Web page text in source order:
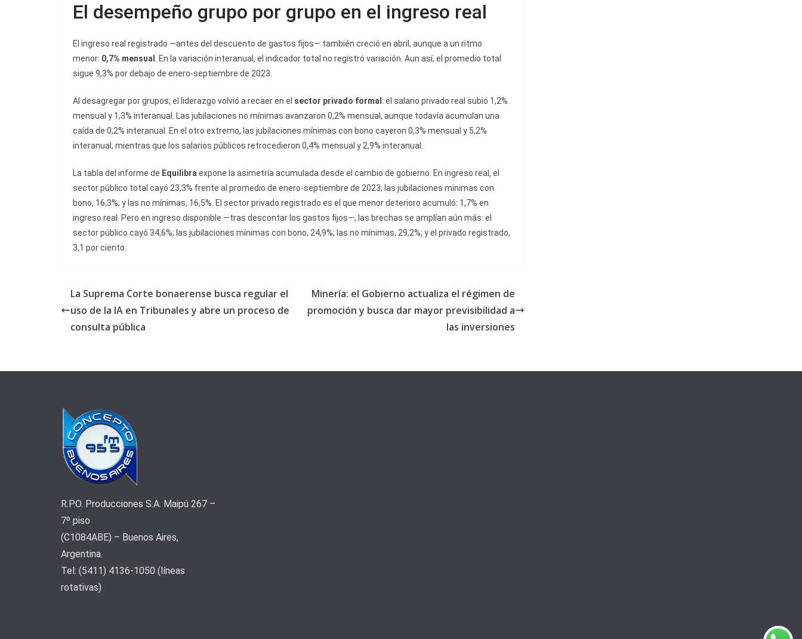
El desempeño grupo por grupo en el ingreso real
El ingreso real registrado —antes del descuento de gastos fijos— también creció en abril, aunque a un ritmo
menor: 0,7% mensual . En la variación interanual, el indicador total no registró variación. Aun así, el promedio total
sigue 9,3% por debajo de enero-septiembre de 2023.
Al desagregar por grupos, el liderazgo volvió a recaer en el sector privado formal : el salario privado real subió 1,2%
mensual y 1,3% interanual. Las jubilaciones no mínimas avanzaron 0,2% mensual, aunque todavía acumulan una
caída de 0,2% interanual. En el otro extremo, las jubilaciones mínimas con bono cayeron 0,3% mensual y 5,2%
interanual, mientras que los salarios públicos retrocedieron 0,4% mensual y 2,9% interanual.
La tabla del informe de Equilibraexpone la asimetría acumulada desde el cambio de gobierno. En ingreso real, el
sector público total cayó 23,3% frente al promedio de enero-septiembre de 2023; las jubilaciones mínimas con
bono, 16,3%; y las no mínimas, 16,5%. El sector privado registrado es el que menor deterioro acumuló: 1,7% en
ingreso real. Pero en ingreso disponible —tras descontar los gastos fijos—, las brechas se amplían aún más: el
sector público cayó 34,6%; las jubilaciones mínimas con bono, 24,9%; las no mínimas, 29,2%; y el privado registrado,
3,1 por ciento.
La Suprema Corte bonaerense busca regular el
uso de la IA en Tribunales y abre un proceso de
consulta pública
Minería: el Gobierno actualiza el régimen de
promoción y busca dar mayor previsibilidad a
las inversiones
R.P.O. Producciones S.A. Maipú 267 –
7º piso
(C1084ABE) – Buenos Aires,
Argentina.
Tel: (5411) 4136-1050 (líneas
rotativas)